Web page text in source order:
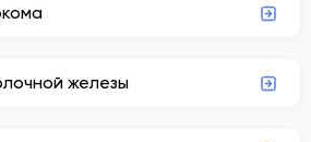
железы